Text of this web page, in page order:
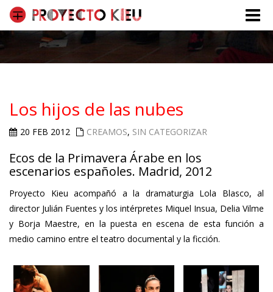
Toggle
Los hijos de las nubes
20 FEB 2012 CREAMOS, SIN CATEGORIZAR
Ecos de la Primavera Árabe en los
escenarios españoles. Madrid, 2012
Proyecto Kieu acompañó a la dramaturgia Lola Blasco, al
director Julián Fuentes y los intérpretes Miquel Insua, Delia Vilme
y Borja Maestre, en la puesta en escena de esta función a
medio camino entre el teatro documental y la ficción.